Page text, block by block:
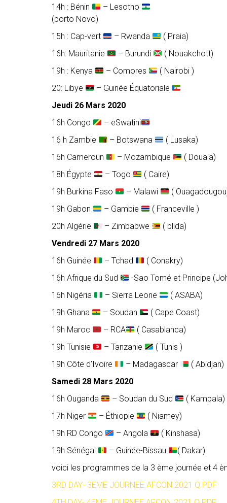
14h : Bénin
– Lesotho
(porto Novo)
15h : Cap-vert
– Rwanda
( Praia)
16h: Mauritanie
– Burundi
( Nouakchott)
19h : Kenya
– Comores
( Nairobi )
20: Libye
– Guinée Équatoriale
Jeudi 26 Mars 2020
16h Congo
– eSwatini
16 h Zambie
– Botswana
( Lusaka)
16h Cameroun
– Mozambique
( Douala)
18h Égypte
– Togo
( Caire)
19h Burkina Faso
– Malawi
(
19h Gabon
– Gambie
( Franceville )
20h Algérie
– Zimbabwe
( blida)
Vendredi 27 Mars 2020
16h Guinée
– Tchad
( Conakry)
16h Afrique du Sud
-Sao Tomé et Principe
16h Nigéria
– Sierra Leone
( ASABA)
19h Ghana
– Soudan
( Cape Coast)
19h Maroc
– RCA
( Casablanca)
19h Tunisie
– Tanzanie
( Tunis )
19h Côte d’Ivoire
– Madagascar
( Abidjan)
Samedi 28 Mars 2020
16h Ouganda
– Soudan du Sud
( Kampala)
17h Niger
– Éthiopie
( Niamey)
19h RD Congo
– Angola
( Kinshasa)
19h Sénégal
– Guinée-Bissau
( Dakar)
voici les programmes de la 3 ème journée et 4
3RD DAY- 3EME JOURNEE AFCON 2021 Q.PDF